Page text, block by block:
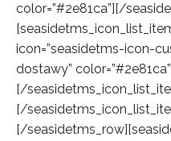
color=”#2e81ca”][/
icon=”seasidetms-icon-
dostawy”
[/
[/
[/